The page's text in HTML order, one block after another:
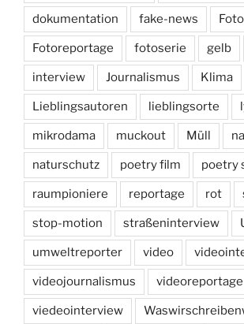
dokumentation fake-news Foto
Fotoreportage fotoserie gelb
interview Journalismus Klima
Lieblingsautoren lieblingsorte
mikrodama muckout Müll
naturschutz poetry film poetry
raumpioniere reportage rot
stop-motion straßeninterview
umweltreporter video
videojournalismus videoreportage
viedeointerview